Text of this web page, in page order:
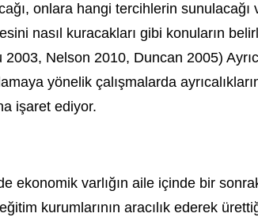
onlara hangi tercihlerin sunulacağı
nasıl kuracakları gibi konuların
Nelson 2010, Duncan 2005)
yönelik çalışmalarda
işaret ediyor.
ekonomik varlığın aile içinde bir
kurumlarının aracılık ederek